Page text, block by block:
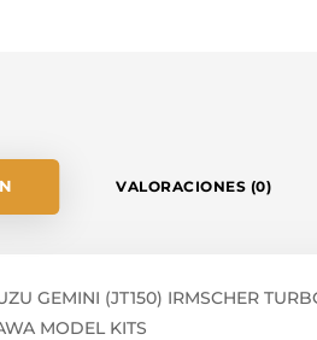
VALORACIONES (0)
GEMINI (JT150) IRMSCHER
MODEL KITS